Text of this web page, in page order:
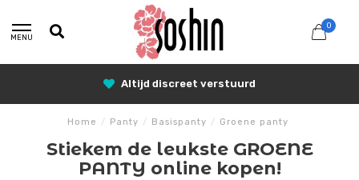
MENU
0
Altijd discreet verstuurd
Home / Panty / Basispanty / Groene panty
Stiekem de leukste GROENE
PANTY online kopen!